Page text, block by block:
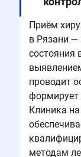
Приём
в Рязани —
состояния
проводит
формирует
Клиника
методам